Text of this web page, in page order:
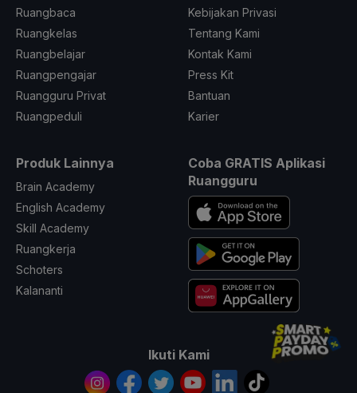
Ruangbaca
Ruangkelas
Ruangbelajar
Ruangpengajar
Ruangguru Privat
Ruangpeduli
Kebijakan Privasi
Tentang Kami
Kontak Kami
Press Kit
Bantuan
Karier
Produk Lainnya
Brain Academy
English Academy
Skill Academy
Ruangkerja
Schoters
Kalananti
Coba GRATIS Aplikasi
Ruangguru
Ikuti Kami